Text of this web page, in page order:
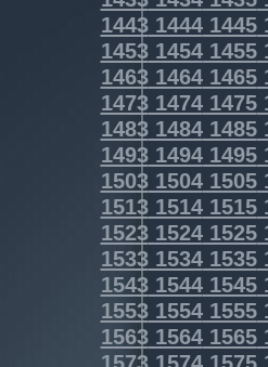
144314441445
145314541455
146314641465
147314741475
148314841485
149314941495
150315041505
151315141515
152315241525
153315341535
154315441545
155315541555
156315641565